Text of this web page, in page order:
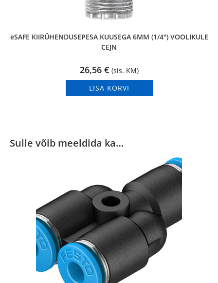
eSAFE KIIRÜHENDUSEPESA KUUSEGA 6MM (1/4″) VOOLIKULE
CEJN
26,56 € (sis. KM)
LISA KORVI
Sulle võib meeldida ka…